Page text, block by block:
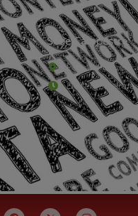
Sede Campestre:
Estrada
De terça-feira a